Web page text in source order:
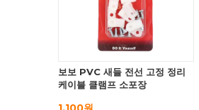
보보 PVC 새들 전선 고정 정리
케이블 클램프 소포장